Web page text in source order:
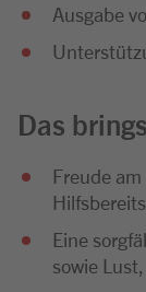
Ausgabe
Das
Freude
Eine
sowie